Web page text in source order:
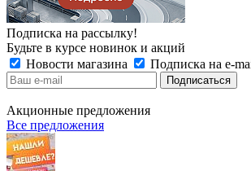
Подписка на рассылку!
Будьте в курсе новинок и акций
Новости магазина
Подписка на e-
Акционные предложения
Все предложения